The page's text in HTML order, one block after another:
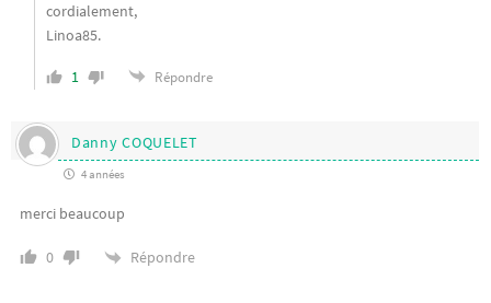
cordialement,
Linoa85.
1 Répondre
Danny COQUELET
4 années
merci beaucoup
0 Répondre